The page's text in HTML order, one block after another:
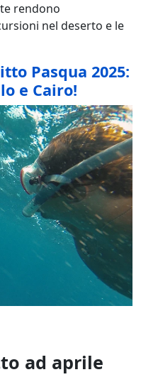
rendono
nel deserto e le
Pasqua 2025:
e Cairo!
ad aprile